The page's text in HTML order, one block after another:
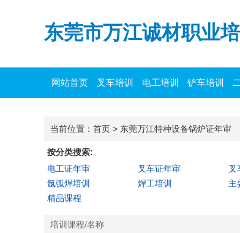
东莞市万江诚材职业
网站首页 叉车培训 电工培训 铲车培训
当前位置： 首页 > 东莞万江特种设备锅炉证年审
按分类搜索:
电工证年审
叉车证年审 叉
氩弧焊培训
焊工培训 主
精品课程
培训课程/名称